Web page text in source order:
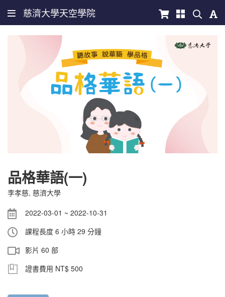
慈濟大學天空學院
品格華語(一)
李孝慈, 慈濟大學
2022-03-01 ~ 2022-10-31
課程長度 6 小時 29 分鐘
影片 60 部
證書費用 NT$ 500